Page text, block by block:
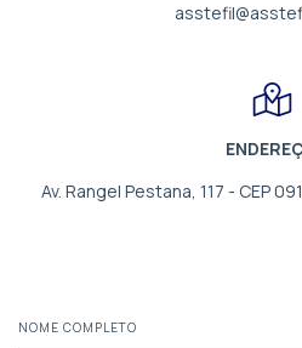
Av. Rangel Pestana, 117 - CEP
NOME COMPLETO